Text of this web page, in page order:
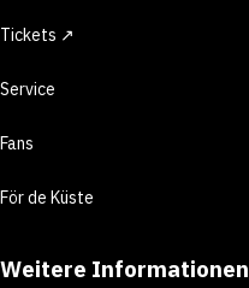
Tickets ↗
Service
Fans
För de Küste
Weitere Informationen